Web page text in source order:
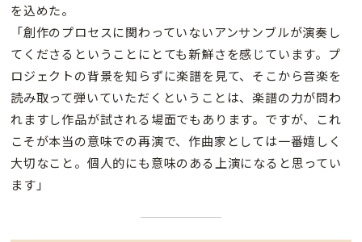
を込めた。
「創作のプロセスに関わっていないアンサンブルが演奏し
てくださるということにとても新鮮さを感じています。プ
ロジェクトの背景を知らずに楽譜を見て、そこから音楽を
読み取って弾いていただくということは、楽譜の力が問わ
れますし作品が試される場面でもあります。ですが、これ
こそが本当の意味での再演で、作曲家としては一番嬉しく
大切なこと。個人的にも意味のある上演になると思ってい
ます」